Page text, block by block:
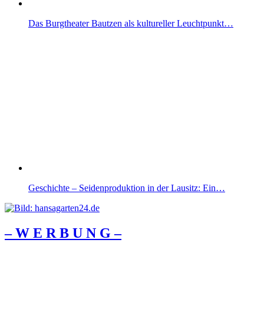
Das Burgtheater Bautzen als kultureller Leuchtpunkt…
Geschichte – Seidenproduktion in der Lausitz: Ein…
– W Ε R Β U Ν G –